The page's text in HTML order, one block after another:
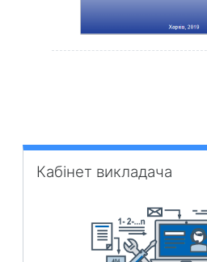
Пропустити Кабінет викладача
Кабінет викладача